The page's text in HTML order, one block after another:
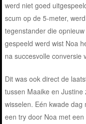
werd niet goed
scum op de 5-meter,
tegenstander die
gespeeld werd wist Noa
na succesvolle conversie
Dit was ook direct de
tussen Maaike en
wisselen. Eén kwade
een try door Noa met